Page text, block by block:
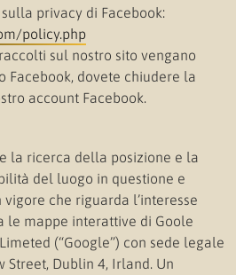
privacy di Facebook:
policy.php
sul nostro sito vengano
Facebook, dovete chiudere la
account Facebook.
la ricerca della posizione e la
del luogo in questione e
che riguarda l’interesse
le mappe interattive di Goole
(“Google”) con sede legale
Street, Dublin 4, Irland. Un